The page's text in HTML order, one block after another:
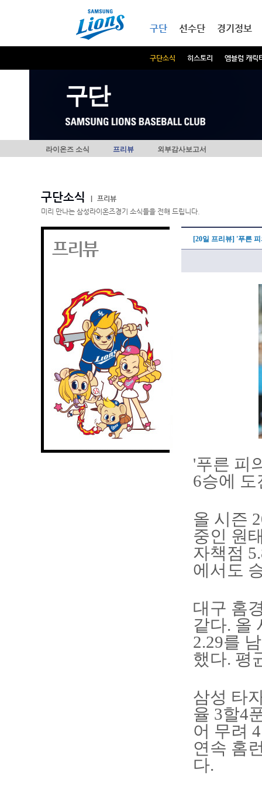
구단
구단소식 히스토리 엠블럼 캐릭
선수단 경기정보
구단
라이온즈 소식 프리뷰 외부감사보고서
구단소식
프리뷰
미리 만나는 삼성라이온즈경기 소식들을 전해 드립니다.
프리뷰 [20일 프리뷰] '푸른
'푸른 피
6승에
올 시즌
중인 원
자책점
에서도
대구 홈
같다. 올
2.29를
했다. 평
삼성 타
율 3할4
어 무려
연속 홈
다.